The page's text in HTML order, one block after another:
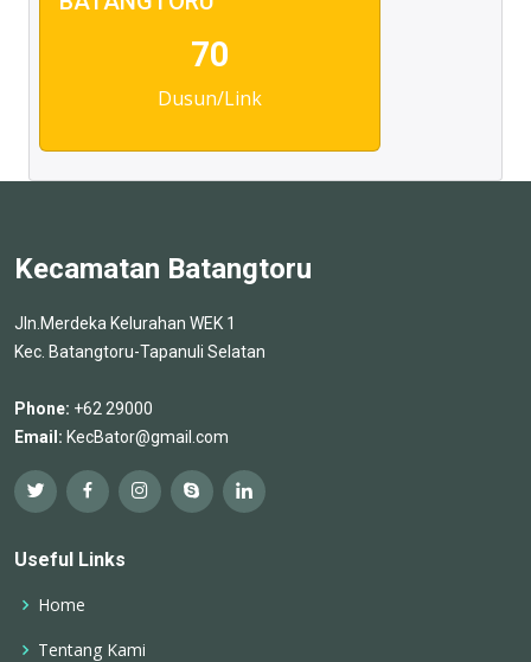
70
Dusun/Link
Kecamatan Batangtoru
Jln.Merdeka Kelurahan WEK 1
Kec. Batangtoru-Tapanuli Selatan
Phone: +62 29000
Email: KecBator@gmail.com
Useful Links
Home
Tentang Kami